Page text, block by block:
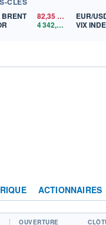
BRENT
82,35$US
4 342,26 $US
EUR/
VIX
ACTIONNAIRES
OUVERTURE